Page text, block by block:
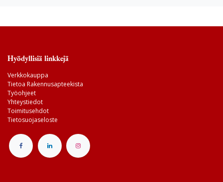
Hyödyllisiä linkkejä
Verkkokauppa
Tietoa Rakennusapteekista
Työohjeet
Yhteystiedot
Toimitusehdot
Tietosuojaseloste